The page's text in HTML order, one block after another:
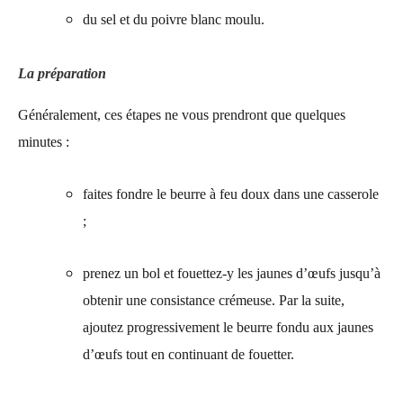
du sel et du poivre blanc moulu.
La préparation
Généralement, ces étapes ne vous prendront que quelques
minutes :
faites fondre le beurre à feu doux dans une casserole
;
prenez un bol et fouettez-y les jaunes d’œufs jusqu’à
obtenir une consistance crémeuse. Par la suite,
ajoutez progressivement le beurre fondu aux jaunes
d’œufs tout en continuant de fouetter.